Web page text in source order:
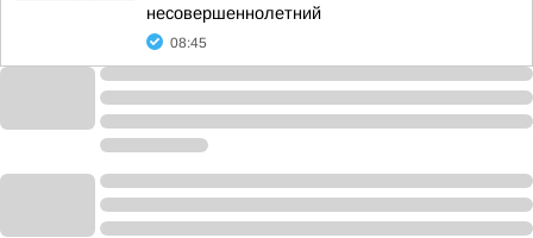
несовершеннолетний
08:45